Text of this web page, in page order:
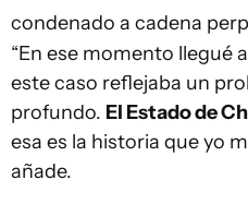
condenado a cadena
“En ese momento llegué
este caso reflejaba un
profundo. El Estado de
esa es la historia que yo
añade.